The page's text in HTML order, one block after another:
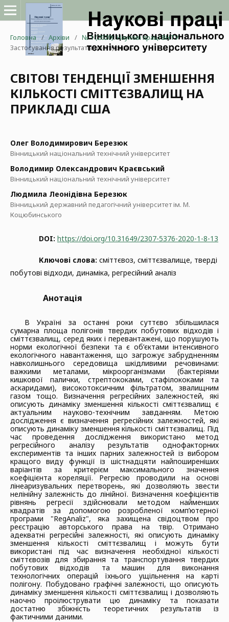
Головна / Архіви / № 1 (2020): Наукові праці ВНТУ /
Застосування результатів досліджень
СВІТОВІ ТЕНДЕНЦІЇ ЗМЕНШЕННЯ
КІЛЬКОСТІ СМІТТЄЗВАЛИЩ НА
ПРИКЛАДІ США
Олег Володимирович Березюк
Вінницький національний технічний університет
Володимир Олександрович Краєвський
Вінницький національний технічний університет
Людмила Леонідівна Березюк
Вінницький державний педагогічний університет ім. М.
Коцюбинського
DOI: https://doi.org/10.31649/2307-5376-2020-1-8-13
Ключові слова: сміттєвоз, сміттєзвалище, тверді
побутові відходи, динаміка, регресійний аналіз
Анотація
В Україні за останні роки суттєво збільшилася
сумарна площа полігонів твердих побутових відходів і
сміттєзвалищ, серед яких і перевантажені, що порушують
норми екологічної безпеки та є об’єктами інтенсивного
екологічного навантаження, що загрожує забрудненням
навколишнього середовища шкідливими речовинами:
важкими металами, мікроорганізмами (бактеріями
кишкової палички, стрептококами, стафілококами та
аскаридами), високотоксичним фільтратом, звалищним
газом тощо. Визначення регресійних залежностей, які
описують динаміку зменшення кількості сміттєзвалищ є
актуальним науково-технічним завданням. Метою
дослідження є визначення регресійних залежностей, які
описують динаміку зменшення кількості сміттєзвалищ. Під
час проведення дослідження використано метод
регресійного аналізу результатів однофакторних
експериментів та інших парних залежностей із вибором
кращого виду функції із шістнадцяти найпоширеніших
варіантів за критерієм максимального значення
коефіцієнта кореляції. Регресію проводили на основі
лінеаризувальних перетворень, які дозволяють звести
нелінійну залежність до лінійної. Визначення коефіцієнтів
рівнянь регресії здійснювали методом найменших
квадратів за допомогою розробленої комп’ютерної
програми "RegAnaliz", яка захищена свідоцтвом про
реєстрацію авторського права на твір. Отримано
адекватні регресійні залежності, які описують динаміку
зменшення кількості сміттєзвалищ і можуть бути
використані під час визначення необхідної кількості
сміттєвозів для збирання та транспортування твердих
побутових відходів та машин для виконання
технологічних операцій їхнього ущільнення на карті
полігону. Побудовано графічні залежності, що описують
динаміку зменшення кількості сміттєзвалищ і дозволяють
наочно проілюструвати цю динаміку та показати
достатню збіжність теоретичних результатів із
фактичними даними.